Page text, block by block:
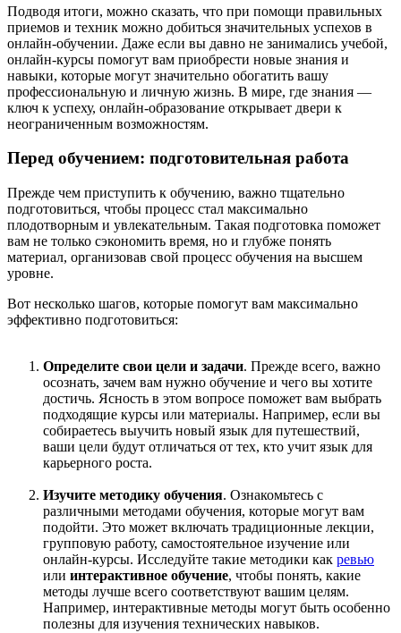
Подводя итоги, можно сказать, что при помощи правильных
приемов и техник можно добиться значительных успехов в
онлайн-обучении. Даже если вы давно не занимались учебой,
онлайн-курсы помогут вам приобрести новые знания и
навыки, которые могут значительно обогатить вашу
профессиональную и личную жизнь. В мире, где знания —
ключ к успеху, онлайн-образование открывает двери к
неограниченным возможностям.
Перед обучением: подготовительная работа
Прежде чем приступить к обучению, важно тщательно
подготовиться, чтобы процесс стал максимально
плодотворным и увлекательным. Такая подготовка поможет
вам не только сэкономить время, но и глубже понять
материал, организовав свой процесс обучения на высшем
уровне.
Вот несколько шагов, которые помогут вам максимально
эффективно подготовиться:
Определите свои цели и задачи. Прежде всего, важно
осознать, зачем вам нужно обучение и чего вы хотите
достичь. Ясность в этом вопросе поможет вам выбрать
подходящие курсы или материалы. Например, если вы
собираетесь выучить новый язык для путешествий,
ваши цели будут отличаться от тех, кто учит язык для
карьерного роста.
Изучите методику обучения. Ознакомьтесь с
различными методами обучения, которые могут вам
подойти. Это может включать традиционные лекции,
групповую работу, самостоятельное изучение или
онлайн-курсы. Исследуйте такие методики как ревью
или интерактивное обучение, чтобы понять, какие
методы лучше всего соответствуют вашим целям.
Например, интерактивные методы могут быть особенно
полезны для изучения технических навыков.